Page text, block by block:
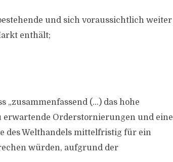
und sich voraussichtlich weiter
enthält;
„zusammenfassend (…) das hohe
Orderstornierungen und eine
des Welthandels mittelfristig für ein
würden, aufgrund der